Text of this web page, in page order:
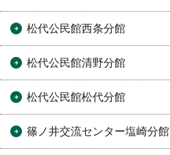
松代公民館西条分館
松代公民館清野分館
松代公民館松代分館
篠ノ井交流センター塩崎分館